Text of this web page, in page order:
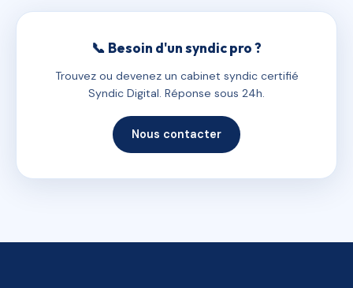
📞 Besoin d'un syndic pro ?
Trouvez ou devenez un cabinet syndic certifié
Syndic Digital. Réponse sous 24h.
Nous contacter